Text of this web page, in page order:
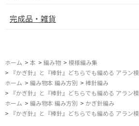
完成品・雑貨
ホーム > 本 > 編み物 > 模様編み集
>
『かぎ針』と『棒針』どちらでも編める アラン
ホーム > 編み物本 編み方別 > 棒針編み
>
『かぎ針』と『棒針』どちらでも編める アラン
ホーム > 編み物本 編み方別 > かぎ針編み
>
『かぎ針』と『棒針』どちらでも編める アラン